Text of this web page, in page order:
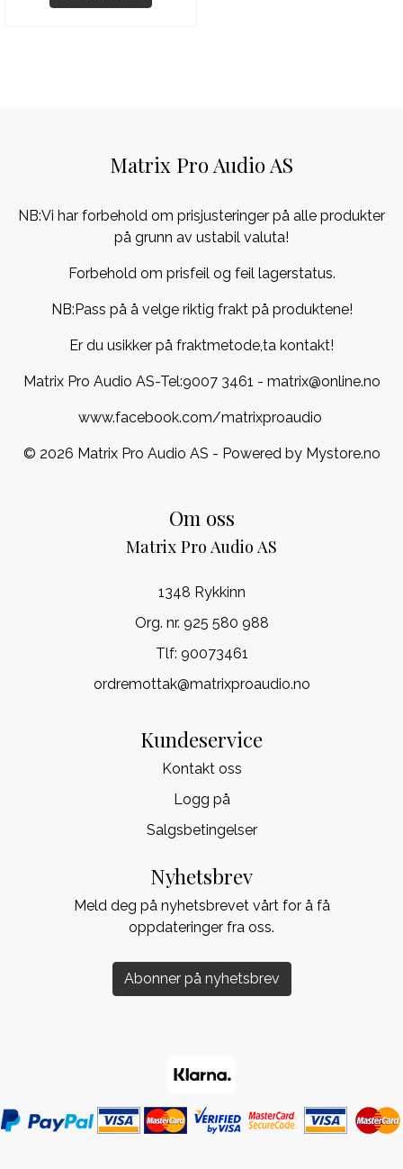
Matrix Pro Audio AS
NB:Vi har forbehold om prisjusteringer på alle produkter
på grunn av ustabil valuta!
Forbehold om prisfeil og feil lagerstatus.
NB:Pass på å velge riktig frakt på produktene!
Er du usikker på fraktmetode,ta kontakt!
Matrix Pro Audio AS-Tel:9007 3461 - matrix@online.no
www.facebook.com/matrixproaudio
© 2026 Matrix Pro Audio AS - Powered by Mystore.no
Om oss
Matrix Pro Audio AS
1348 Rykkinn
Org. nr. 925 580 988
Tlf: 90073461
ordremottak@matrixproaudio.no
Kundeservice
Kontakt oss
Logg på
Salgsbetingelser
Nyhetsbrev
Meld deg på nyhetsbrevet vårt for å få
oppdateringer fra oss.
Abonner på nyhetsbrev